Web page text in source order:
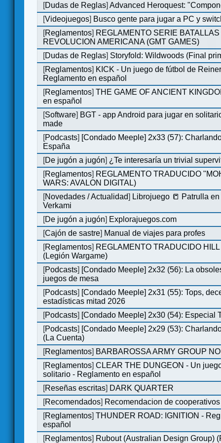
[Dudas de Reglas]Advanced Heroquest:
[Videojuegos] Busco gente para jugar a PC y
[Reglamentos] REGLAMENTO SERIE
REVOLUCION AMERICANA (GMT GAMES)
[Dudas de Reglas] Storyfold: Wildwoods (Final
[Reglamentos] KICK - Un juego de fútbol de
Reglamento en español
[Reglamentos]THE GAME OF ANCIENT
en español
[Software] BGT - app Android para jugar en
made
[Podcasts] [Condado Meeple] 2x33 (57):
España
[De jugón a jugón] ¿Te interesaría un trivial
[Reglamentos] REGLAMENTO TRADUCIDO
WARS: AVALON DIGITAL)
[Novedades / Actualidad] Librojuego 📒 Patrulla
Verkami
[De jugón a jugón] Explorajuegos.com
[Cajón de sastre] Manual de viajes para profes
[Reglamentos] REGLAMENTO TRADUCIDO
(Legión Wargame)
[Podcasts] [Condado Meeple] 2x32 (56): La
juegos de mesa
[Podcasts] [Condado Meeple] 2x31 (55): Tops,
estadísticas mitad 2026
[Podcasts] [Condado Meeple] 2x30 (54): Especial
[Podcasts] [Condado Meeple] 2x29 (53):
(La Cuenta)
[Reglamentos] BARBAROSSA ARMY GROUP
[Reglamentos]CLEAR THE DUNGEON - Un
solitario - Reglamento en español
[Reseñas escritas] DARK QUARTER
[Recomendados] Recomendacion de
[Reglamentos]THUNDER ROAD: IGNITION -
español
[Reglamentos] Rubout (Australian Design Group)